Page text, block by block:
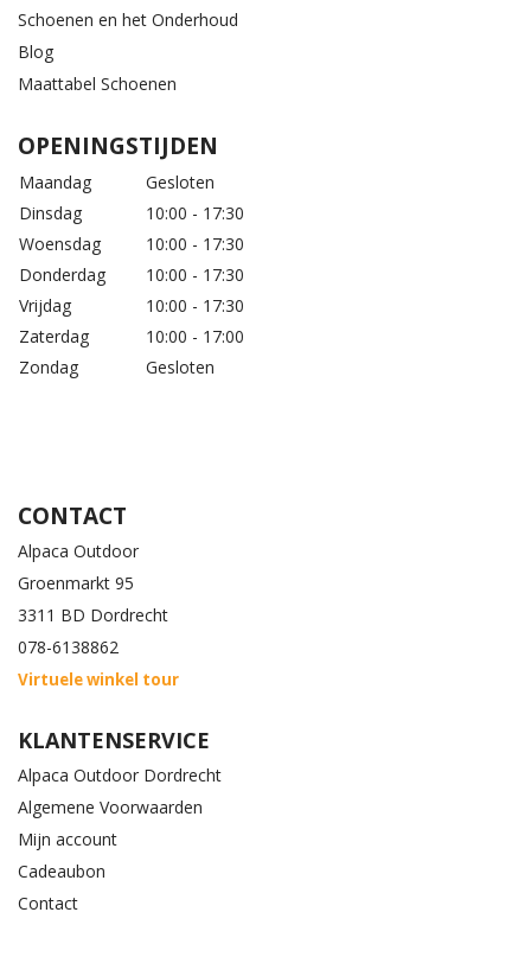
Schoenen en het Onderhoud
Blog
Maattabel Schoenen
OPENINGSTIJDEN
Maandag
Gesloten
Dinsdag
10:00 - 17:30
Woensdag
10:00 - 17:30
Donderdag
10:00 - 17:30
Vrijdag
10:00 - 17:30
Zaterdag
10:00 - 17:00
Zondag
Gesloten
CONTACT
Alpaca Outdoor
Groenmarkt 95
3311 BD Dordrecht
078-6138862
Virtuele winkel tour
KLANTENSERVICE
Alpaca Outdoor Dordrecht
Algemene Voorwaarden
Mijn account
Cadeaubon
Contact